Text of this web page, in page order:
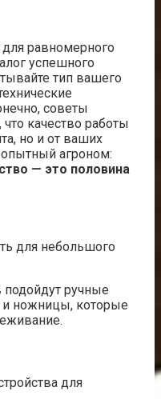
равномерного
успешного
тип вашего
советы
качество работы
но и от ваших
агроном:
— это половина
для небольшого
ручные
и ножницы, которые
для